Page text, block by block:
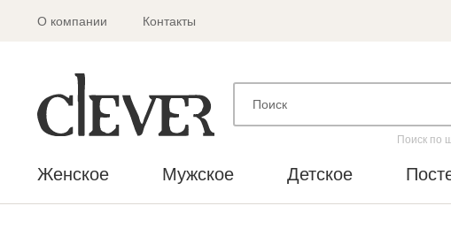
О компании Контакты
Поиск по
Женское Мужское Детское